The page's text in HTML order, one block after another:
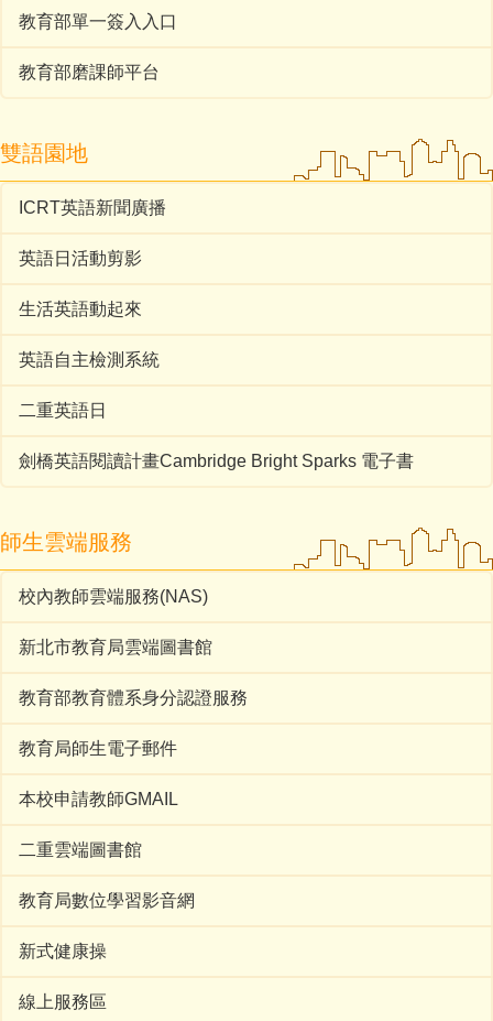
教育部單一簽入入口
教育部磨課師平台
雙語園地
ICRT英語新聞廣播
英語日活動剪影
生活英語動起來
英語自主檢測系統
二重英語日
劍橋英語閱讀計畫Cambridge Bright Sparks 電子書
師生雲端服務
校內教師雲端服務(NAS)
新北市教育局雲端圖書館
教育部教育體系身分認證服務
教育局師生電子郵件
本校申請教師GMAIL
二重雲端圖書館
教育局數位學習影音網
新式健康操
線上服務區